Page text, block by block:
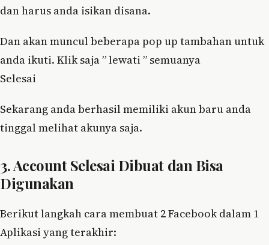
dan harus anda isikan disana.
Dan akan muncul beberapa pop up tambahan untuk
anda ikuti. Klik saja ” lewati ” semuanya
Selesai
Sekarang anda berhasil memiliki akun baru anda
tinggal melihat akunya saja.
3. Account Selesai Dibuat dan Bisa
Digunakan
Berikut langkah cara membuat 2 Facebook dalam 1
Aplikasi yang terakhir: